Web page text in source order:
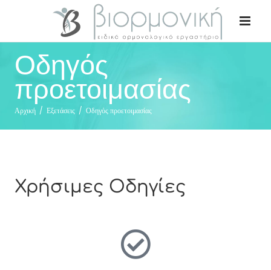
Οδηγός
προετοιμασίας
Αρχική / Εξετάσεις / Οδηγός προετοιμασίας
Χρήσιμες Οδηγίες